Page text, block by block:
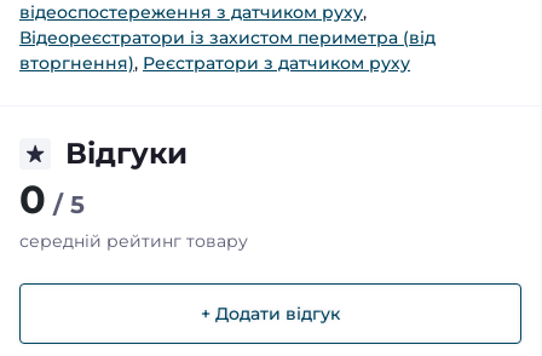
відеоспостереження з датчиком руху,
Відеореєстратори із захистом периметра (від
вторгнення), Реєстратори з датчиком руху
Відгуки
0 / 5
середній рейтинг товару
+ Додати відгук